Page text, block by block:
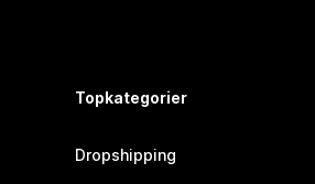
Topkategorier
Dropshipping